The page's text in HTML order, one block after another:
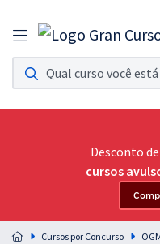
Assinatura Ilimitada 11
Acesso a todos os cursos. Teste
Assinatura OAB Até
Acesso ilimitado a toda
Residências
Preparação completa e
Desconto de
cursos
Cursos por Concurso